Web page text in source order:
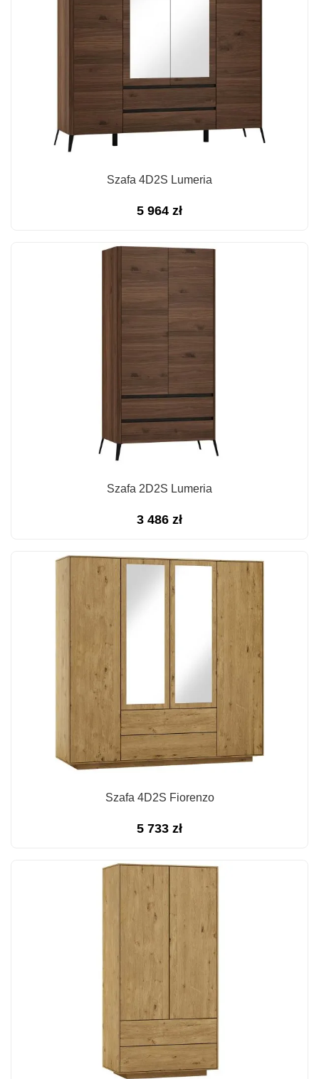
Szafa 4D2S Lumeria
5 964 zł
Szafa 2D2S Lumeria
3 486 zł
Szafa 4D2S Fiorenzo
5 733 zł